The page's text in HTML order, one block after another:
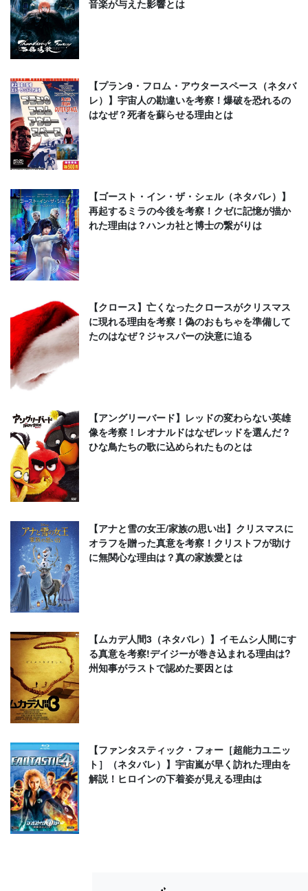
音楽が与えた影響とは
【プラン9・フロム・アウタースペース（ネタバ
レ）】宇宙人の勘違いを考察！爆破を恐れるの
はなぜ？死者を蘇らせる理由とは
【ゴースト・イン・ザ・シェル（ネタバレ）】
再起するミラの今後を考察！クゼに記憶が描か
れた理由は？ハンカ社と博士の繋がりは
【クロース】亡くなったクロースがクリスマス
に現れる理由を考察！偽のおもちゃを準備して
たのはなぜ？ジャスパーの決意に迫る
【アングリーバード】レッドの変わらない英雄
像を考察！レオナルドはなぜレッドを選んだ？
ひな鳥たちの歌に込められたものとは
【アナと雪の女王/家族の思い出】クリスマスに
オラフを贈った真意を考察！クリストフが助け
に無関心な理由は？真の家族愛とは
【ムカデ人間3（ネタバレ）】イモムシ人間にす
る真意を考察!デイジーが巻き込まれる理由は?
州知事がラストで認めた要因とは
【ファンタスティック・フォー［超能力ユニッ
ト］（ネタバレ）】宇宙嵐が早く訪れた理由を
解説！ヒロインの下着姿が見える理由は